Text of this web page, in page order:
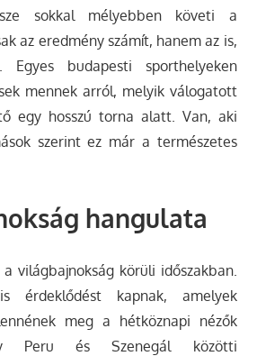
sokkal mélyebben követi a
az eredmény számít, hanem az is,
budapesti sporthelyeken
mennek arról, melyik válogatott
egy hosszú torna alatt. Van, aki
szerint ez már a természetes
hangulata
világbajnokság körüli időszakban.
érdeklődést kapnak, amelyek
meg a hétköznapi nézők
Peru és Szenegál közötti